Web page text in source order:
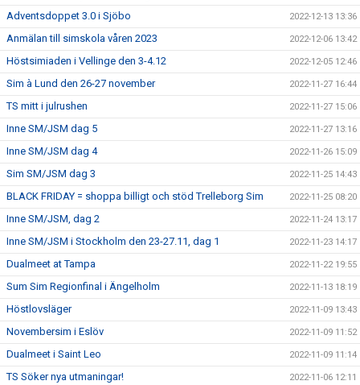
Adventsdoppet 3.0 i Sjöbo 2022-12-13 13:36
Anmälan till simskola våren 2023 2022-12-06 13:42
Höstsimiaden i Vellinge den 3-4.12 2022-12-05 12:46
Sim à Lund den 26-27 november 2022-11-27 16:44
TS mitt i julrushen 2022-11-27 15:06
Inne SM/JSM dag 5 2022-11-27 13:16
Inne SM/JSM dag 4 2022-11-26 15:09
Sim SM/JSM dag 3 2022-11-25 14:43
BLACK FRIDAY = shoppa billigt och stöd Trelleborg Sim 2022-11-25 08:20
Inne SM/JSM, dag 2 2022-11-24 13:17
Inne SM/JSM i Stockholm den 23-27.11, dag 1 2022-11-23 14:17
Dualmeet at Tampa 2022-11-22 19:55
Sum Sim Regionfinal i Ängelholm 2022-11-13 18:19
Höstlovsläger 2022-11-09 13:43
Novembersim i Eslöv 2022-11-09 11:52
Dualmeet i Saint Leo 2022-11-09 11:14
TS Söker nya utmaningar! 2022-11-06 12:11